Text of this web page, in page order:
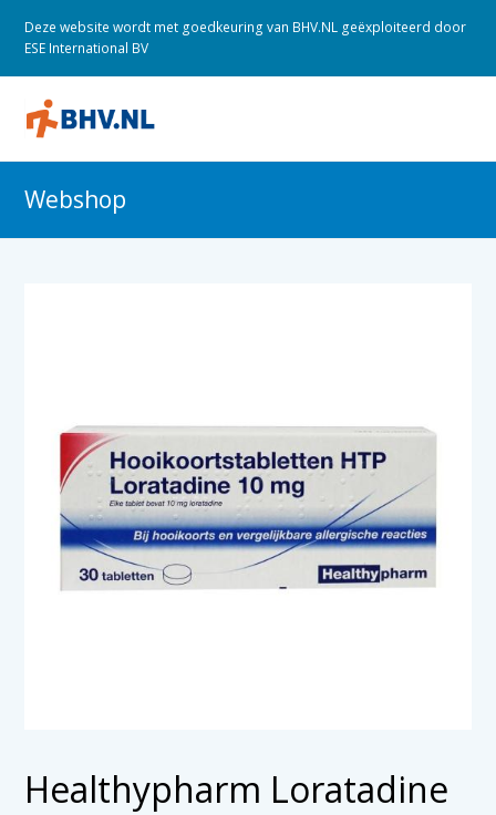
Deze website wordt met goedkeuring van BHV.NL geëxploiteerd door
ESE International BV
Webshop
Healthypharm Loratadine